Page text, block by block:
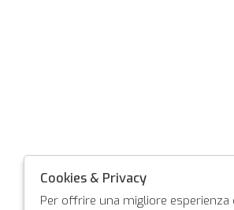
Cookies & Privacy
Per offrire una migliore esperienza